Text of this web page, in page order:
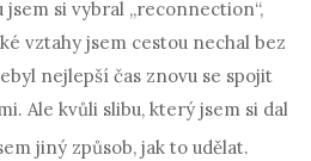
jsem si vybral „reconnection“,
vztahy jsem cestou nechal bez
nejlepší čas znovu se spojit
Ale kvůli slibu, který jsem si dal
jiný způsob, jak to udělat.